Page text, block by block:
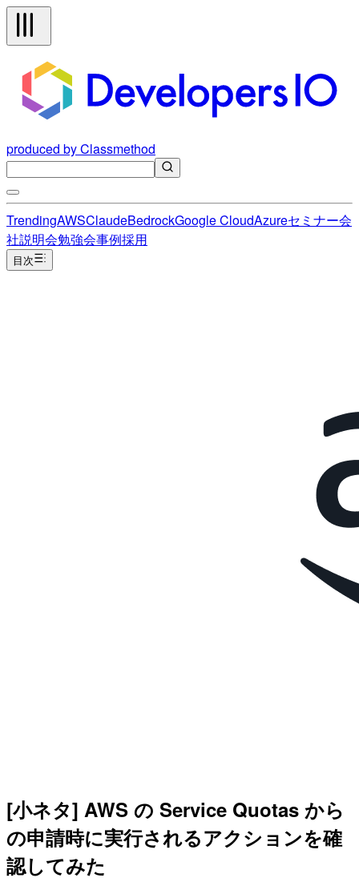
produced by Classmethod
TrendingAWSClaudeBedrockGoogle CloudAzureセミナー会
社説明会勉強会事例採用
目次
[小ネタ] AWS の Service Quotas から
の申請時に実行されるアクションを確
認してみた